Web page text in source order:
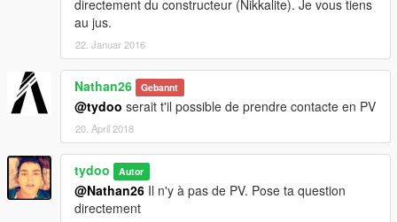
directement du constructeur (Nikkalite). Je vous tiens
au jus.
22. Januar 2016
Nathan26 Gebannt
@tydoo serait t'il possible de prendre contacte en PV
20. April 2018
tydoo Autor
@Nathan26 Il n'y à pas de PV. Pose ta question
directement